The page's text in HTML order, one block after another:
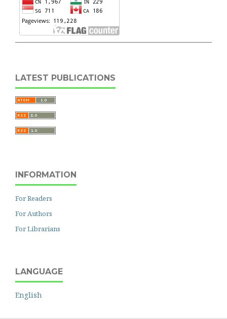
LATEST PUBLICATIONS
INFORMATION
For Readers
For Authors
For Librarians
LANGUAGE
English